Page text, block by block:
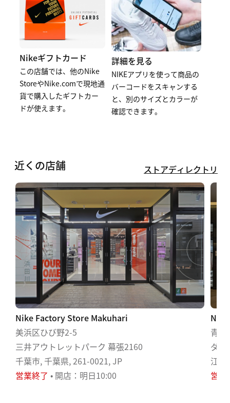
Nikeギフトカード
この店舗では、他のNike
StoreやNike.comで現地通
貨で購入したギフトカー
ドが使えます。
詳細を見る
NIKEアプリを使って商品の
バーコードをスキャンする
と、別のサイズとカラーが
確認できます。
近くの店舗 ストアディレクトリ
Nike Factory Store Makuhari
美浜区ひび野2-5
三井アウトレットパーク 幕張2160
千葉市, 千葉県, 261-0021, JP
営業終了 • 開店：明日10:00
青海
ダイ
江東
営業